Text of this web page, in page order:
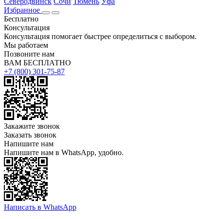
Избранное
Бесплатно
Консультация
Консультация помогает быстрее определиться с выбором.
Мы работаем
Позвоните нам
ВАМ БЕСПЛАТНО
+7 (800) 301-75-87
Закажите звонок
Заказать звонок
Напишите нам
Напишите нам в WhatsApp, удобно.
Написать в WhatsApp